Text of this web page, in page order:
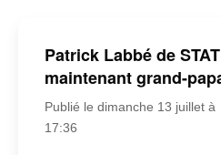
Patrick Labbé de
maintenant grand-
Publié le dimanche 13 juillet à
17:36